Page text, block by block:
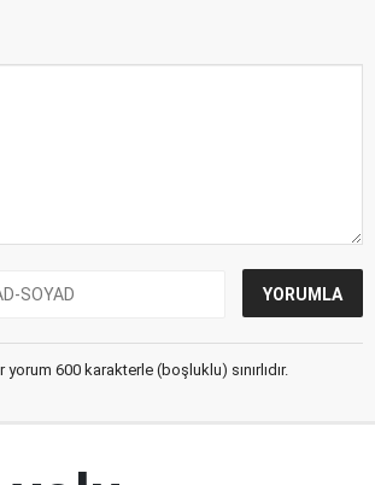
600 karakterle (boşluklu) sınırlıdır.